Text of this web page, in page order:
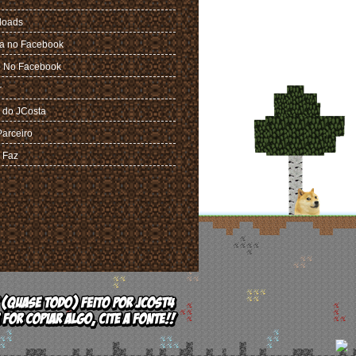
no Facebook
No Facebook
do JCosta
Faz